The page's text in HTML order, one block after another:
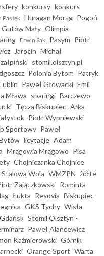
konkursy konkurs
Pasłęk Huragan Morąg Pogoń
Gutów Mały Olimpia
Erwin Sak Pasym Piotr
Jarocin Michał
stomil.olsztyn.pl
Polonia Bytom Patryk
Paweł Głowacki Emil
Mława sparingi Barczewo
Tęcza Biskupiec Arka
Piotr Wypniewski
Sportowy Paweł
licytacje Adam
Mrągowia Mrągowo Pisa
Chojniczanka Chojnice
Stalowa Wola WMZPN żółte
Zajączkowski Rominta
Łukta Resovia Biskupiec
GKS Tychy Wisła
Stomil Olsztyn -
Paweł Alancewicz
Kaźmierowski Górnik
Orange Sport Warta